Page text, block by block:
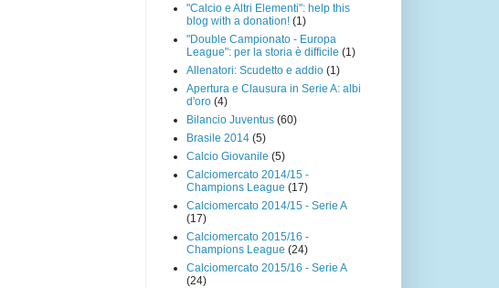
"Calcio e Altri Elementi": help this
blog with a donation! (1)
"Double Campionato - Europa
League": per la storia è difficile (1)
Allenatori: Scudetto e addio (1)
Apertura e Clausura in Serie A: albi
d'oro (4)
Bilancio Juventus (60)
Brasile 2014 (5)
Calcio Giovanile (5)
Calciomercato 2014/15 -
Champions League (17)
Calciomercato 2014/15 - Serie A
(17)
Calciomercato 2015/16 -
Champions League (24)
Calciomercato 2015/16 - Serie A
(24)